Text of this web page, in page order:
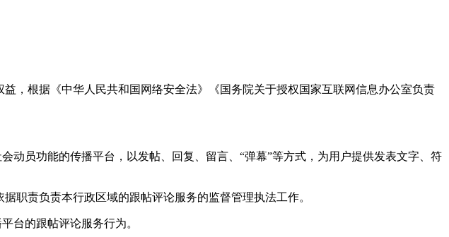
，根据《中华人民共和国网络安全法》《国务院关于授权国家互联网信息办公室负责
员功能的传播平台，以发帖、回复、留言、“弹幕”等方式，为用户提供发表文字、符
职责负责本行政区域的跟帖评论服务的监督管理执法工作。
台的跟帖评论服务行为。